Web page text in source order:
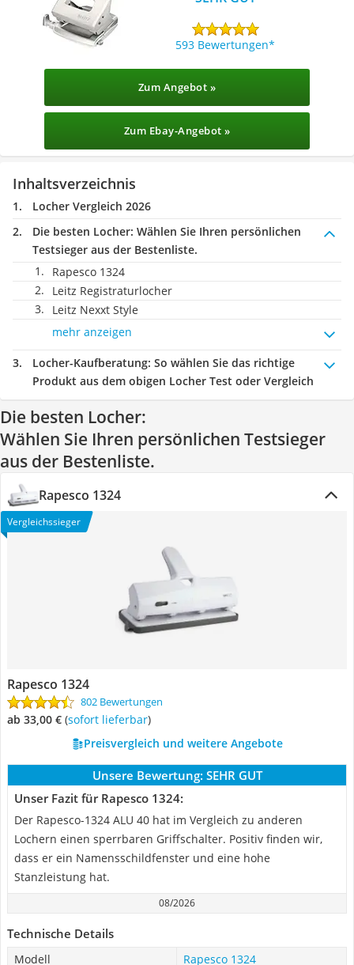
593 Bewertungen
Zum Angebot »
Zum Ebay-Angebot »
Inhaltsverzeichnis
Locher Vergleich 2026
Die besten Locher: Wählen Sie Ihren persönlichen
Testsieger aus der Bestenliste.
Rapesco 1324
Leitz Registraturlocher
Leitz Nexxt Style
mehr anzeigen
Locher-Kaufberatung: So wählen Sie das richtige
Produkt aus dem obigen Locher Test oder Vergleich
Die besten Locher:
Wählen Sie Ihren persönlichen Testsieger
aus der Bestenliste.
Rapesco 1324
Vergleichssieger
Rapesco 1324
802 Bewertungen
ab 33,00 € ( Sofort lieferbar)
Preisvergleich und weitere Angebote
Unsere Bewertung: SEHR GUT
Unser Fazit für Rapesco 1324:
Der Rapesco-1324 ALU 40 hat im Vergleich zu anderen
Lochern einen sperrbaren Griffschalter. Positiv finden wir,
dass er ein Namensschildfenster und eine hohe
Stanzleistung hat.
08/2026
Technische Details
Modell Rapesco 1324